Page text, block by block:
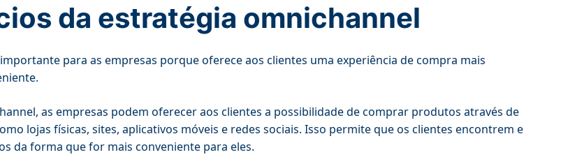
da estratégia omnichannel
para as empresas porque oferece aos clientes uma experiência de compra mais
as empresas podem oferecer aos clientes a possibilidade de comprar produtos através de
lojas físicas, sites, aplicativos móveis e redes sociais. Isso permite que os clientes encontrem e
da forma que for mais conveniente para eles.